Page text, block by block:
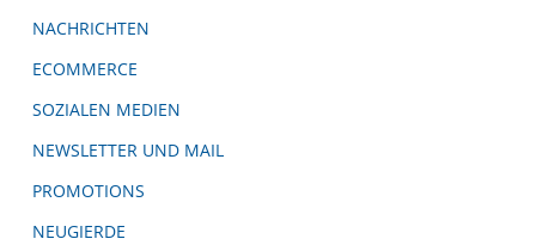
NACHRICHTEN
ECOMMERCE
SOZIALEN MEDIEN
NEWSLETTER UND MAIL
PROMOTIONS
NEUGIERDE